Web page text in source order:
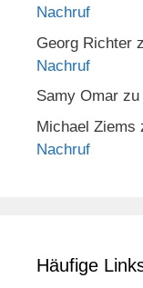
Nachruf
Georg Richter
Nachruf
Samy Omar zu
Michael Ziems
Nachruf
Häufige